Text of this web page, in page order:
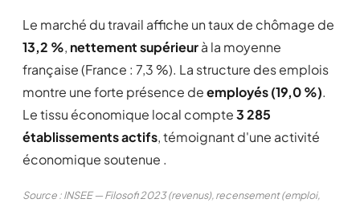
Le marché du travail affiche un taux de chômage de
13,2 %, nettement supérieurà la moyenne
française (France : 7,3 %). La structure des emplois
montre une forte présence deemployés (19,0 %).
Le tissu économique local compte3 285
établissements actifs, témoignant d'une activité
économique soutenue .
Source : INSEE — Filosofi 2023 (revenus), recensement (emploi,